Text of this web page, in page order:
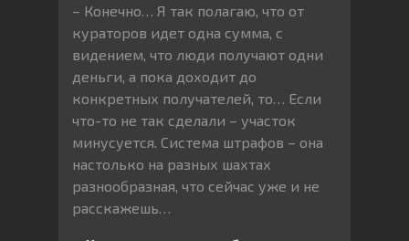
– Конечно… Я так полагаю, что от
кураторов идет одна сумма, с
видением, что люди получают одни
деньги, а пока доходит до
конкретных получателей, то… Если
что-то не так сделали – участок
минусуется. Система штрафов – она
настолько на разных шахтах
разнообразная, что сейчас уже и не
расскажешь…